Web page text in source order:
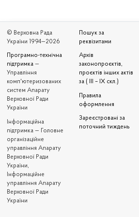
© Верховна Рада
України 1994—2026
Програмно-технічна
підтримка —
Управління
комп'ютеризованих
систем Апарату
Верховної Ради
України
Iнформаційна
підтримка — Головне
організаційне
управління Апарату
Верховної Ради
України,
Інформаційне
управління Апарату
Верховної Ради
України
Пошук за
реквізитами
Архів
законопроєктів,
проєктів інших актів
за ( III – IX скл.)
Правила
оформлення
Зареєстровані за
поточний тиждень